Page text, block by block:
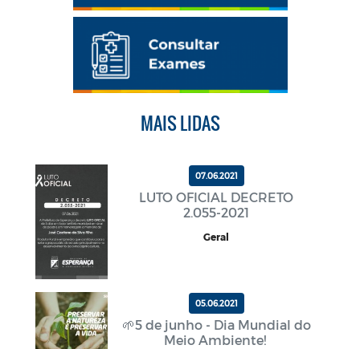
MAIS LIDAS
07.06.2021
LUTO OFICIAL DECRETO
2.055-2021
Geral
05.06.2021
🌱5 de junho - Dia Mundial do
Meio Ambiente!